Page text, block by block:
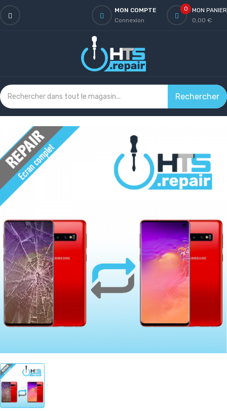
0
MON PANIER
0,00 €
MON COMPTE
Connexion
Rechercher